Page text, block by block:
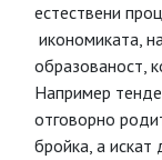
естествени
икономиката,
образованост,
Например
отговорно
бройка, а